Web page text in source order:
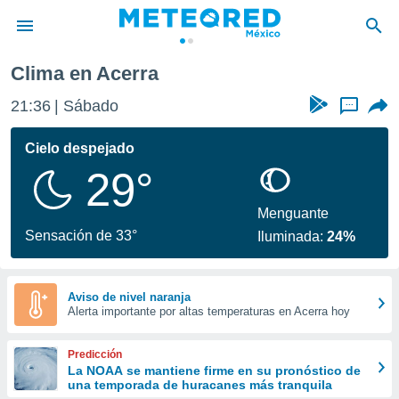
de
ha sido
calidad.
a este
las
y
forma
digital
basada
Clima en Acerra
21:36 Sábado ...
Cielo despejado
29°
Sensación de 33°
Menguante
Iluminada:24%
Aviso de nivel naranja
Alerta importante por altas temperaturas en Acerra hoy
Predicción
La NOAA se mantiene firme en su pronóstico de
una temporada de huracanes más tranquila